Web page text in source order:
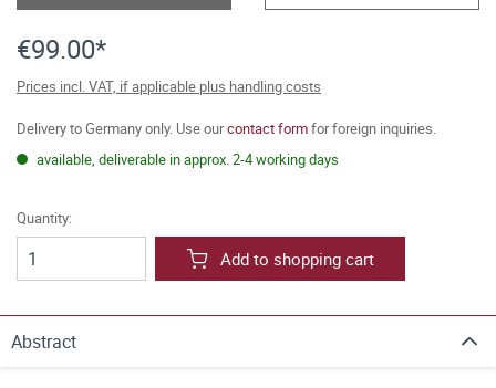
€99.00*
Prices incl. VAT, if applicable plus handling costs
Delivery to Germany only. Use ourcontact formfor foreign inquiries.
available, deliverable in approx. 2-4 working days
Quantity:
Add to shopping cart
Abstract